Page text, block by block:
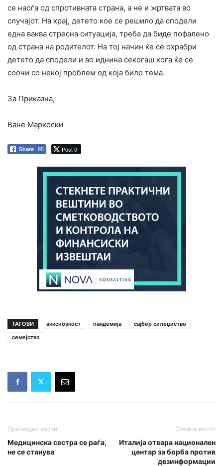
се наоѓа од спротивната страна, а не и жртвата во
случајот. На крај, детето кое се решило да сподели
една ваква стресна ситуација, треба да биде пофалено
од страна на родителот. На тој начин ќе се охрабри
детето да сподели и во иднина секогаш кога ќе се
соочи со некој проблем од која било тема.
За Приказна,
Ване Маркоски
Share 95 Post 0
ТАГОВИ анксиозност пандемија
сајбер силеџиство
семејство
Претходни вести
Медицинска сестра се раѓа,
не се станува
Следни вести
Италија отвара национален
центар за борба против
дезинформации